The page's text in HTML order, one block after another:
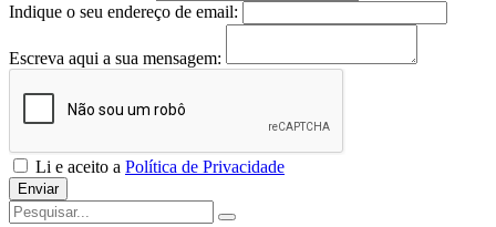
Indique o seu endereço de email:
Escreva aqui a sua mensagem:
Li e aceito a Política de Privacidade
Enviar